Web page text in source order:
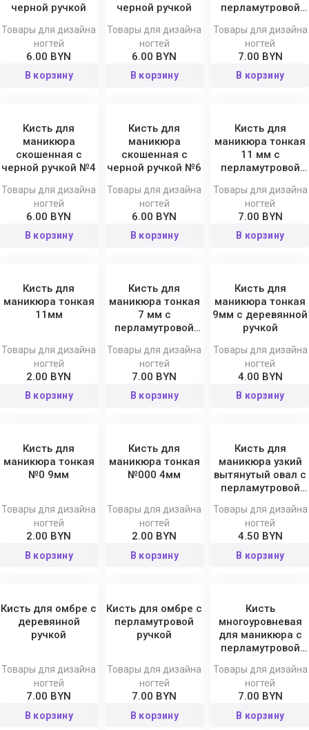
черной ручкой
Товары для дизайна
ногтей
6.00 BYN
В корзину
черной ручкой
Товары для дизайна
ногтей
6.00 BYN
В корзину
перламутровой
Товары для дизайна
ногтей
7.00 BYN
В корзину
Кисть для
маникюра
скошенная с
черной ручкой №4
Товары для дизайна
ногтей
6.00 BYN
В корзину
Кисть для
маникюра
скошенная с
черной ручкой №6
Товары для дизайна
ногтей
6.00 BYN
В корзину
Кисть для
маникюра тонкая
11 мм с
перламутровой
Товары для дизайна
ногтей
7.00 BYN
В корзину
Кисть для
маникюра тонкая
11мм
Товары для дизайна
ногтей
2.00 BYN
В корзину
Кисть для
маникюра тонкая
7 мм с
перламутровой
Товары для дизайна
ногтей
7.00 BYN
В корзину
Кисть для
маникюра тонкая
9мм с деревянной
ручкой
Товары для дизайна
ногтей
4.00 BYN
В корзину
Кисть для
маникюра тонкая
№0 9мм
Товары для дизайна
ногтей
2.00 BYN
В корзину
Кисть для
маникюра тонкая
№000 4мм
Товары для дизайна
ногтей
2.00 BYN
В корзину
Кисть для
маникюра узкий
вытянутый овал с
перламутровой
Товары для дизайна
ногтей
4.50 BYN
В корзину
Кисть для омбре с
деревянной
ручкой
Товары для дизайна
ногтей
7.00 BYN
В корзину
Кисть для омбре с
перламутровой
ручкой
Товары для дизайна
ногтей
7.00 BYN
В корзину
Кисть
многоуровневая
для маникюра с
перламутровой
Товары для дизайна
ногтей
7.00 BYN
В корзину